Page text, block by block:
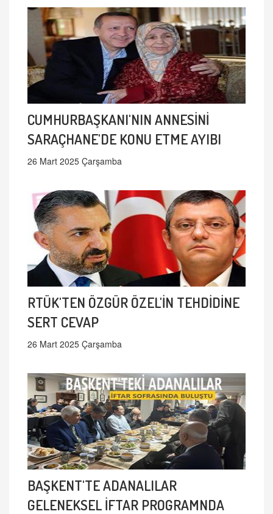
CUMHURBAŞKANI'NIN ANNESİNİ
SARAÇHANE'DE KONU ETME AYIBI
26 Mart 2025 Çarşamba
RTÜK'TEN ÖZGÜR ÖZEL'İN TEHDİDİNE
SERT CEVAP
26 Mart 2025 Çarşamba
BAŞKENT'TE ADANALILAR
GELENEKSEL İFTAR PROGRAMNDA